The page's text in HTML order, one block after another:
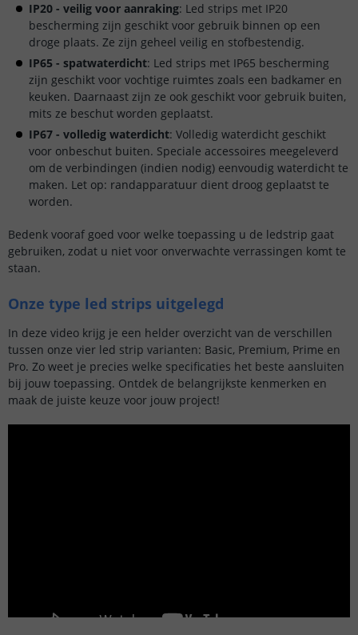
IP20 - veilig voor aanraking: Led strips met IP20
bescherming zijn geschikt voor gebruik binnen op een
droge plaats. Ze zijn geheel veilig en stofbestendig.
IP65 - spatwaterdicht: Led strips met IP65 bescherming
zijn geschikt voor vochtige ruimtes zoals een badkamer en
keuken. Daarnaast zijn ze ook geschikt voor gebruik buiten,
mits ze beschut worden geplaatst.
IP67 - volledig waterdicht: Volledig waterdicht geschikt
voor onbeschut buiten. Speciale accessoires meegeleverd
om de verbindingen (indien nodig) eenvoudig waterdicht te
maken. Let op: randapparatuur dient droog geplaatst te
worden.
Bedenk vooraf goed voor welke toepassing u de ledstrip gaat
gebruiken, zodat u niet voor onverwachte verrassingen komt te
staan.
Onze type led strips uitgelegd
In deze video krijg je een helder overzicht van de verschillen
tussen onze vier led strip varianten: Basic, Premium, Prime en
Pro. Zo weet je precies welke specificaties het beste aansluiten
bij jouw toepassing. Ontdek de belangrijkste kenmerken en
maak de juiste keuze voor jouw project!